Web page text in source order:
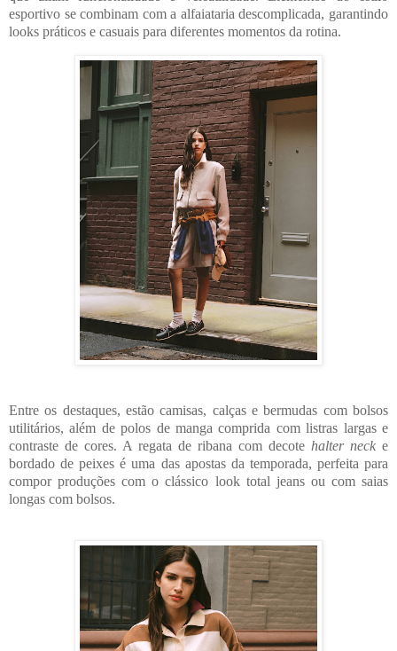
esportivo se combinam com a alfaiataria descomplicada, garantindo
looks práticos e casuais para diferentes momentos da rotina.
Entre os destaques, estão camisas, calças e bermudas com bolsos
utilitários, além de polos de manga comprida com listras largas e
contraste de cores. A regata de ribana com decote halter neck e
bordado de peixes é uma das apostas da temporada, perfeita para
compor produções com o clássico look total jeans ou com saias
longas com bolsos.